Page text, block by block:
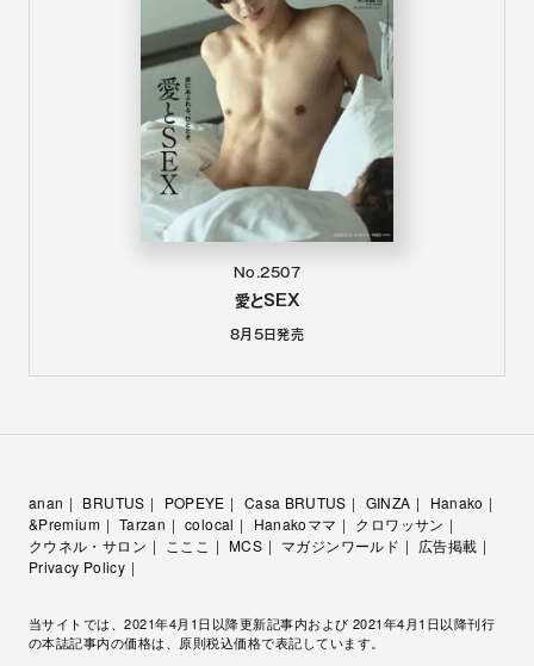
No.2507
愛とSEX
8月5日発売
anan BRUTUS POPEYE Casa BRUTUS GINZA
Hanako
&Premium
Tarzan colocal Hanakoママ
クロワッサン
クウネル・サロン
こここ MCS マガジンワールド
広告掲載
Privacy Policy
当サイトでは、2021年4月1日以降更新記事内および 2021年4月1日以降刊行
の本誌記事内の価格は、原則税込価格で表記しています。